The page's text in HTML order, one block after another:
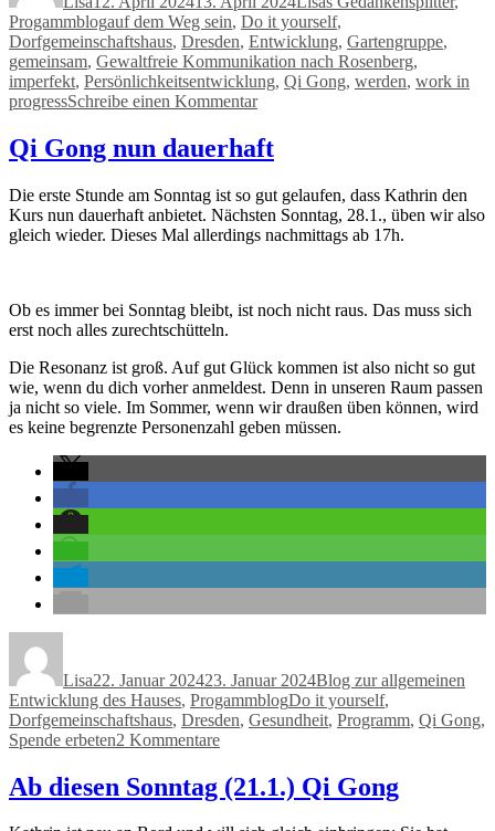
ProgammblogSchlagwörter
auf dem Weg sein, Do it yourself,
Dorfgemeinschaftshaus, Dresden, Entwicklung, Gartengruppe,
gemeinsam, Gewaltfreie Kommunikation nach Rosenberg,
imperfekt, Persönlichkeitsentwicklung, Qi Gong, werden, work in
progressSchreibe einen Kommentarzu
leitet
Ihr
wenn
Ihr
selbst
Qi Gong nun dauerhaft
Die erste Stunde am Sonntag ist so gut gelaufen, dass Kathrin den
Kurs nun dauerhaft anbietet. Nächsten Sonntag, 28.1., üben wir also
gleich wieder. Dieses Mal allerdings nachmittags ab 17h.
Ob es immer bei Sonntag bleibt, ist noch nicht raus. Das muss sich
erst noch alles zurechtschütteln.
Die Resonanz ist groß. Auf gut Glück kommen ist also nicht so gut
wie, wenn du dich vorher anmeldest. Denn in unseren Raum passen
ja nicht so viele. Im Sommer, wenn wir draußen üben können, wird
es keine begrenzte Personenzahl geben müssen.
Lisa22. Januar 202423. Januar 2024Blog zur allgemeinen
Entwicklung des Hauses, ProgammblogSchlagwörter
Do it yourself,
Dorfgemeinschaftshaus, Dresden, Gesundheit, Programm, Qi Gong,
Spende erbeten2 Kommentarezu
Gong
nun
Ab diesen Sonntag (21.1.) Qi Gong